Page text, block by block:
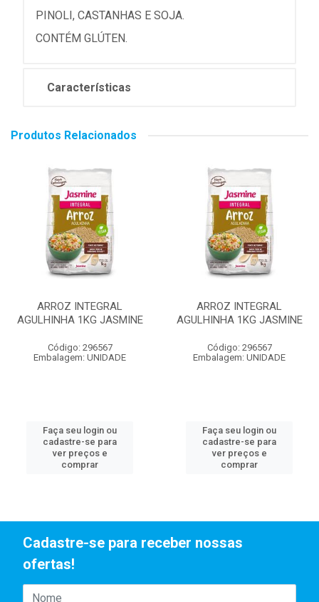
PINOLI, CASTANHAS E SOJA.
CONTÉM GLÚTEN.
Características
Produtos Relacionados
ARROZ INTEGRAL
AGULHINHA 1KG JASMINE
Código: 296567
Embalagem: UNIDADE
Faça seu login ou
cadastre-se para
ver preços e
comprar
ARROZ INTEGRAL
AGULHINHA 1KG JASMINE
Código: 296567
Embalagem: UNIDADE
Faça seu login ou
cadastre-se para
ver preços e
comprar
Cadastre-se para receber nossas
ofertas!